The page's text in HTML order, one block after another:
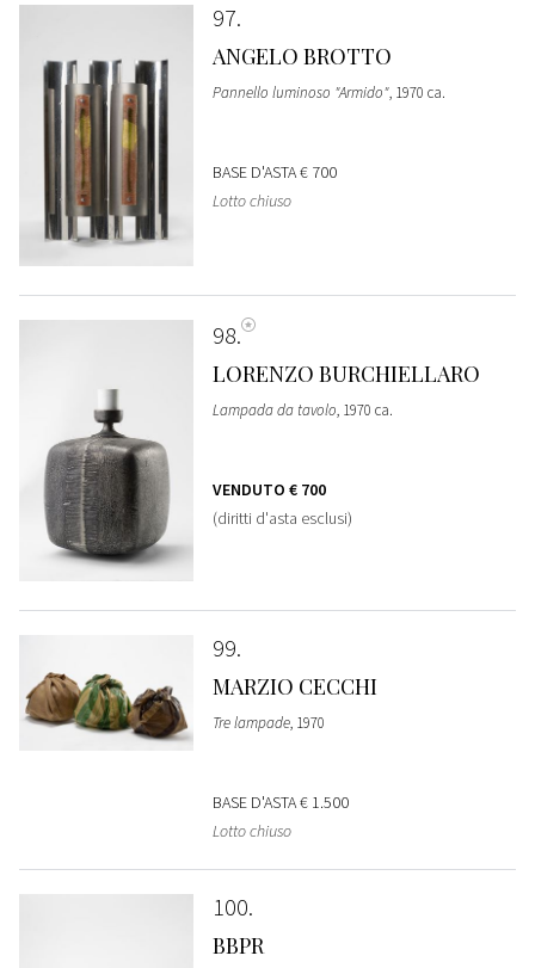
97
ANGELO BROTTO
Pannello luminoso "Armido", 1970 ca.
BASE D'ASTA€ 700
Lotto chiuso
98
LORENZO BURCHIELLARO
Lampada da tavolo, 1970 ca.
VENDUTO € 700
(diritti d'asta esclusi)
99
MARZIO CECCHI
Tre lampade, 1970
BASE D'ASTA€ 1.500
Lotto chiuso
100
BBPR